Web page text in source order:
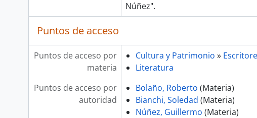
Núñez".
Puntos de acceso
Puntos de acceso por
materia
Cultura y Patrimonio »
Literatura
Puntos de acceso por
autoridad
Bolaño, Roberto (Materia)
Bianchi, Soledad (Materia)
Núñez, Guillermo (Materia)